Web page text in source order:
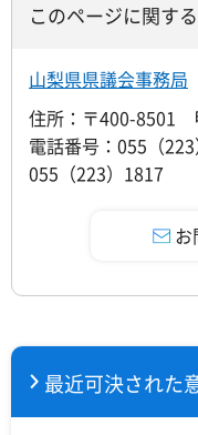
このページに関す
山梨県県議会事務局
住所：〒400-8501
電話番号：055（
055（223）1817
最近可決された